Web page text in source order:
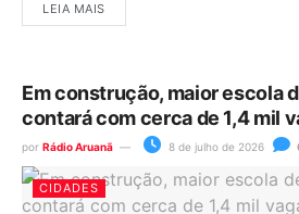
LEIA MAIS
Em construção, maior escola
contará com cerca de 1,4 mil
por Rádio Aruanã 8 de julho de 2026
CIDADES